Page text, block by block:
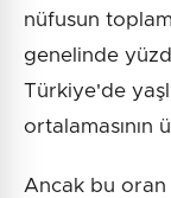
nüfusun
genelinde
Türkiye'de
ortalamasının
Ancak bu